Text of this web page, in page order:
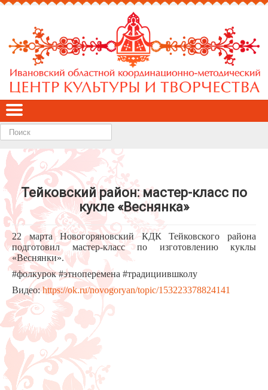
Найти
Тейковский район: мастер-класс по
кукле «Веснянка»
22 марта Новогоряновский КДК Тейковского района
подготовил мастер-класс по изготовлению куклы
«Веснянки».
#фолкурок #этноперемена #традициившколу
Видео:https://ok.ru/novogoryan/topic/153223378824141